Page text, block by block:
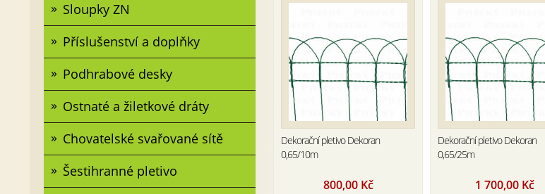
Sloupky ZN
Příslušenství a doplňky
Podhrabové desky
Ostnaté a žiletkové dráty
Chovatelské svařované sítě
Šestihranné pletivo
Dekorační pletivo Dekoran
0,65/10m
800,00 Kč
Dekorační pletivo Dekoran
0,65/25m
1 700,00 Kč